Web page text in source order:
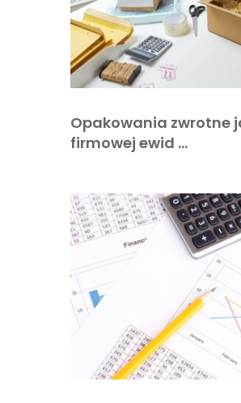
Opakowania zwrotne
firmowej ewid …